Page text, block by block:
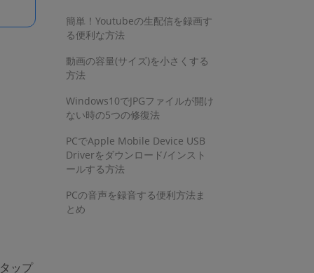
ップ
簡単！Youtubeの生配信を録画す
る便利な方法
動画の容量(サイズ)を小さくする
方法
Windows10でJPGファイルが開け
ない時の5つの修復法
PCでApple Mobile Device USB
Driverをダウンロード/インスト
ールする方法
PCの音声を録音する便利方法ま
とめ